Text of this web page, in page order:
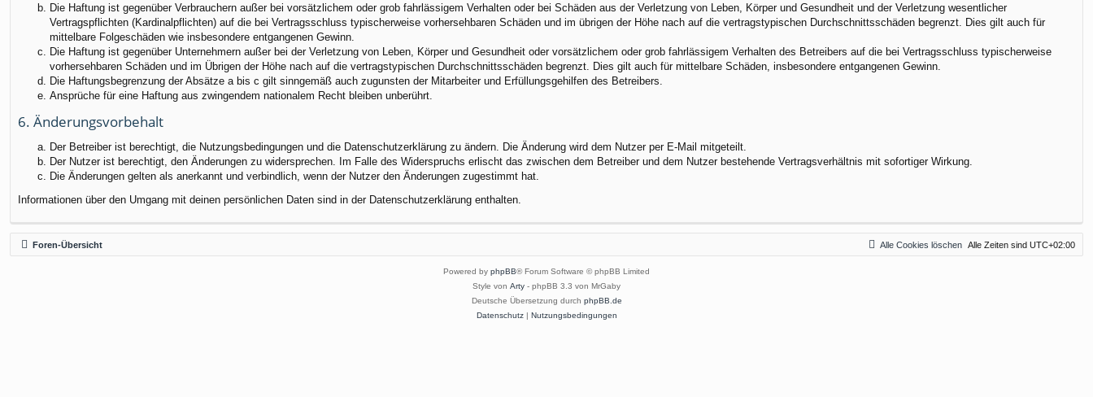
Die Haftung ist gegenüber Verbrauchern außer bei vorsätzlichem oder grob fahrlässigem Verhalten oder bei Schäden aus der Verletzung von Leben, Körper und Gesundheit und der Verletzung wesentlicher
Vertragspflichten (Kardinalpflichten) auf die bei Vertragsschluss typischerweise vorhersehbaren Schäden und im übrigen der Höhe nach auf die vertragstypischen Durchschnittsschäden begrenzt. Dies gilt auch für
mittelbare Folgeschäden wie insbesondere entgangenen Gewinn.
Die Haftung ist gegenüber Unternehmern außer bei der Verletzung von Leben, Körper und Gesundheit oder vorsätzlichem oder grob fahrlässigem Verhalten des Betreibers auf die bei Vertragsschluss typischerweise
vorhersehbaren Schäden und im Übrigen der Höhe nach auf die vertragstypischen Durchschnittsschäden begrenzt. Dies gilt auch für mittelbare Schäden, insbesondere entgangenen Gewinn.
Die Haftungsbegrenzung der Absätze a bis c gilt sinngemäß auch zugunsten der Mitarbeiter und Erfüllungsgehilfen des Betreibers.
Ansprüche für eine Haftung aus zwingendem nationalem Recht bleiben unberührt.
6. Änderungsvorbehalt
Der Betreiber ist berechtigt, die Nutzungsbedingungen und die Datenschutzerklärung zu ändern. Die Änderung wird dem Nutzer per E-Mail mitgeteilt.
Der Nutzer ist berechtigt, den Änderungen zu widersprechen. Im Falle des Widerspruchs erlischt das zwischen dem Betreiber und dem Nutzer bestehende Vertragsverhältnis mit sofortiger Wirkung.
Die Änderungen gelten als anerkannt und verbindlich, wenn der Nutzer den Änderungen zugestimmt hat.
Informationen über den Umgang mit deinen persönlichen Daten sind in der Datenschutzerklärung enthalten.
Foren-Übersicht Alle Zeiten sind UTC+02:00
Alle Cookies löschen
Powered by phpBB® Forum Software © phpBB Limited
Style von Arty - phpBB 3.3 von MrGaby
Deutsche Übersetzung durch phpBB.de
Datenschutz| Nutzungsbedingungen